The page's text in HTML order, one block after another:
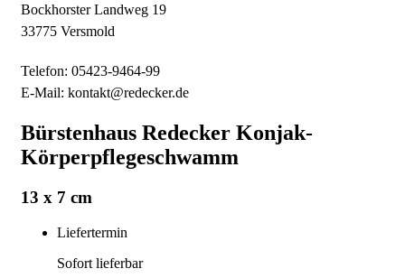
Bockhorster Landweg 19
33775 Versmold
Telefon: 05423-9464-99
E-Mail: kontakt@redecker.de
Bürstenhaus Redecker Konjak-
Körperpflegeschwamm
13 x 7 cm
Liefertermin
Sofort lieferbar